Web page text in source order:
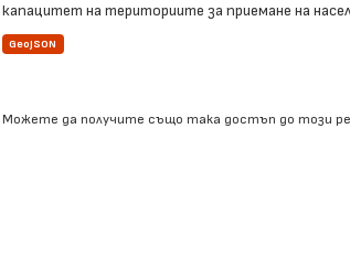
капацитет на териториите за приемане на
GeoJSON
Можете да получите също така достъп до този